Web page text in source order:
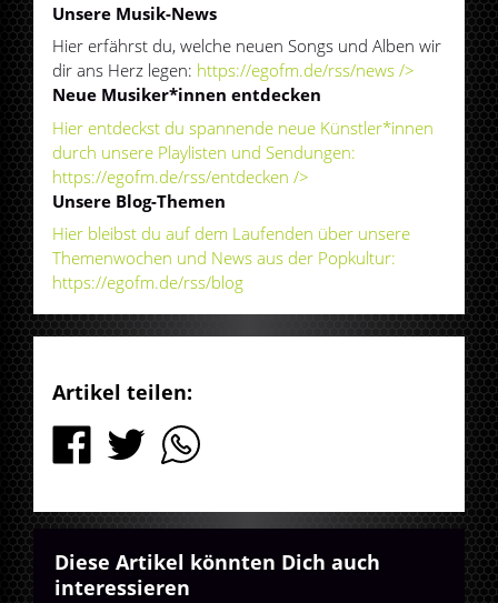
Unsere Musik-News
Hier erfährst du, welche neuen Songs und Alben wir
dir ans Herz legen: https://egofm.de/rss/news />
Neue Musiker*innen entdecken
Hier entdeckst du spannende neue Künstler*innen
durch unsere Playlisten und Sendungen:
https://egofm.de/rss/entdecken />
Unsere Blog-Themen
Hier bleibst du auf dem Laufenden über unsere
Themenwochen und News aus der Popkultur:
https://egofm.de/rss/blog
Artikel teilen:
Diese Artikel könnten Dich auch
interessieren